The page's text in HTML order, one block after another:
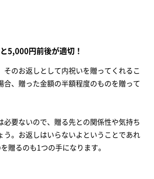
5,000円前後が適切！
そのお返しとして内祝いを贈ってくれるこ
合、贈った金額の半額程度のものを贈って
必要ないので、贈る先との関係性や気持ち
う。お返しはいらないよということであれ
贈るのも1つの手になります。